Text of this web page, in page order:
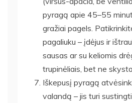
pyragą apie 45–55
gražiai pagels.
pagaliuku – įdėjus ir
sausas ar su keliomis
trupinėliais, bet ne
Iškepusį pyragą
valandą – jis turi